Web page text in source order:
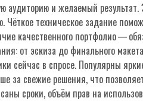
аудиторию и желаемый
техническое задание
качественного портфолио —
от эскиза до финального
сейчас в спросе. Популярны
за свежие решения, что
сроки, объём прав на